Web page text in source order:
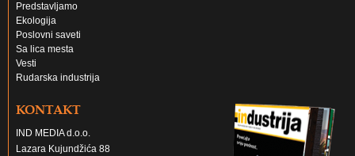
Predstavljamo
Ekologija
Poslovni saveti
Sa lica mesta
Vesti
Rudarska industrija
KONTAKT
IND MEDIA d.o.o.
Lazara Kujundžića 88